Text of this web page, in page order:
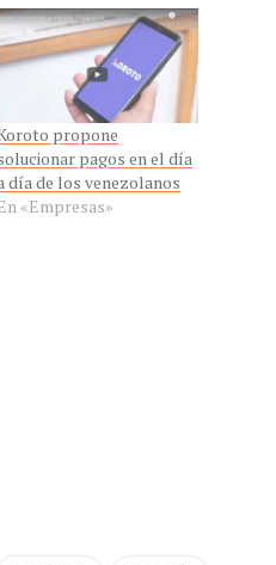
Koroto propone
pagos en el día
día de los venezolanos
«Empresas»